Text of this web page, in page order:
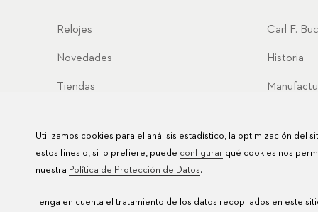
Relojes
Novedades
Tiendas
Carl F.
Historia
Utilizamos cookies para el análisis estadístico, la optimización del
estos fines o, si lo prefiere, puede configurar qué cookies nos
nuestra Política de Protección de Datos.
Tenga en cuenta el tratamiento de los datos recopilados en este